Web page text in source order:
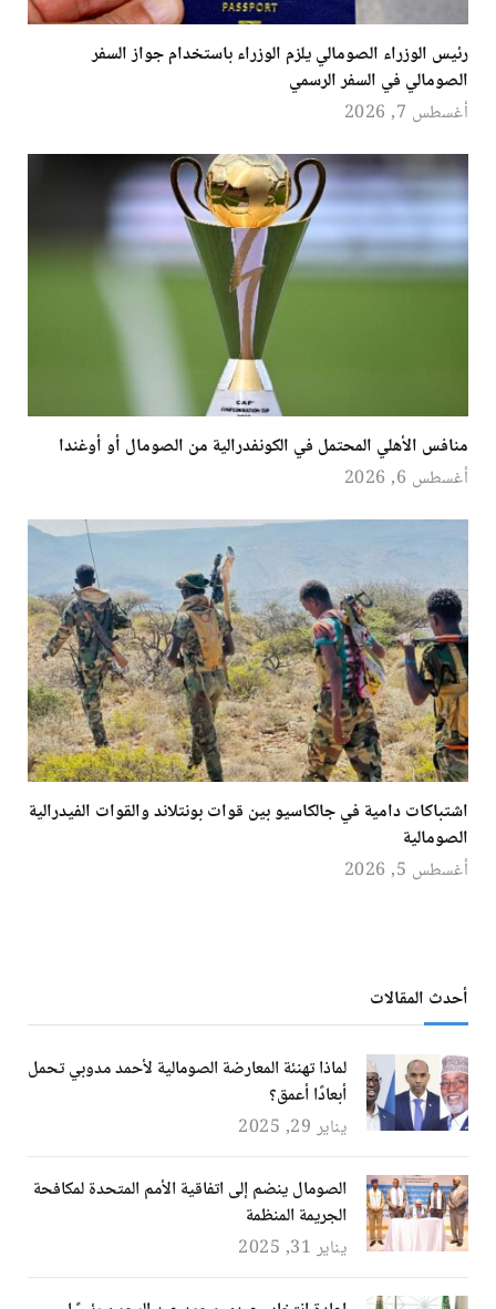
رئيس الوزراء الصومالي يلزم الوزراء باستخدام جواز السفر
الصومالي في السفر الرسمي
أغسطس 7, 2026
منافس الأهلي المحتمل في الكونفدرالية من الصومال أو أوغندا
أغسطس 6, 2026
اشتباكات دامية في جالكاسيو بين قوات بونتلاند والقوات الفيدرالية
الصومالية
أغسطس 5, 2026
أحدث المقالات
لماذا تهنئة المعارضة الصومالية لأحمد مدوبي تحمل
أبعادًا أعمق؟
يناير 29, 2025
الصومال ينضم إلى اتفاقية الأمم المتحدة لمكافحة
الجريمة المنظمة
يناير 31, 2025